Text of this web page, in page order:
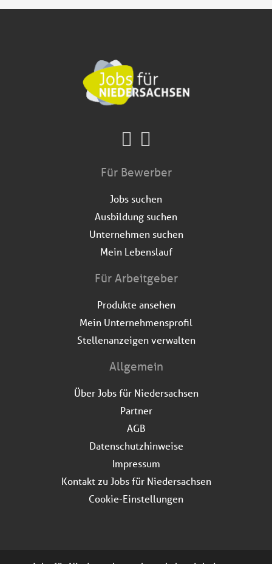
Für Bewerber
Jobs suchen
Ausbildung suchen
Unternehmen suchen
Mein Lebenslauf
Für Arbeitgeber
Produkte ansehen
Mein Unternehmensprofil
Stellenanzeigen verwalten
Allgemein
Über Jobs für Niedersachsen
Partner
AGB
Datenschutzhinweise
Impressum
Kontakt zu Jobs für Niedersachsen
Cookie-Einstellungen